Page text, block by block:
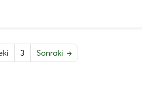
3 Sonraki